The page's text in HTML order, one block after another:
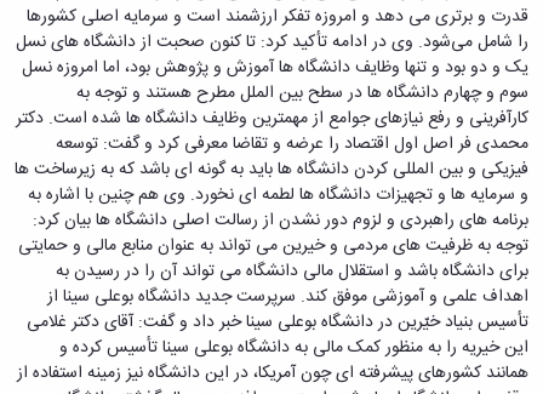
دانشگاه
حوزه
ریاست
معاونت
توسعه
مدیریت
و
پشتیبانی
معاونت
آموزشی
و
تحصیلات
تکمیلی
معاونت
دانشجویی
و
انتقال
حمایت‌های
تحصیلی
تحصیل
در
دانشگاه
D8
رشته‌های
تحصیلی
کارشناسی
تحصیلات
تکمیلی
آموزش‌های
آزاد
مراکز
تحقیقات
و فناوری
پژوهشکده
شیمی
گیاهی
پژوهشکده
آب
مرکز
آپا
دانشگاه
بوعلی
سینا
آزمایشگاه
های
انسانی
هنر
و
معماری
دامپزشکی
علوم
پایه
علوم
اقتصادی
و
اجتماعی
علوم
ورزشی
دانشکده
های
دانشجویان
مدیریت
امور
دانشجویان
مرکز
مشاوره
و
سبک
زندگی
مرکز
بهداشت
و
درمان
خوابگاه‌های
دانشجویی
فعالیت‌های
دانشجویی
انجمن‌های
علمی
دانشجویی
تشکل‌های
اسلامی
دانشجویان
نشریات
دانشجویی
کانون‌های
فرهنگی
فعالیت‌های
داوطلبانه
سمن‌های
پایگاه
خبری
بسنا
پیشخوان
احراز
هویت
ارتباط
روابط
بین
الملل
(قدم
الآن)
Apply
Now
قدرت و برتری می ‌دهد و امروزه تفکر ارزشمند است و سرمایه اصلی کشورها
را شامل می‌شود. وی در ادامه تأکید کرد: تا کنون صحبت از دانشگاه‌ های نسل
یک و دو بود و تنها وظایف دانشگاه ‌ها آموزش و پژوهش بود، اما امروزه نسل
سوم و چهارم دانشگاه ‌ها در سطح بین ‌الملل مطرح هستند و توجه به
کارآفرینی و رفع نیازهای جوامع از مهمترین وظایف دانشگاه‌ ها شده است. دکتر
محمدی ‌فر اصل اول اقتصاد را عرضه و تقاضا معرفی کرد و گفت: توسعه
فیزیکی و بین ‌المللی کردن دانشگاه‌ ها باید به گونه ‌ای باشد که به زیرساخت‌ ها
و سرمایه‌ ها و تجهیزات دانشگاه‌ ها لطمه‌ ای نخورد. وی هم چنین با اشاره به
برنامه ‌های راهبردی و لزوم دور نشدن از رسالت اصلی دانشگاه‌ ها بیان کرد:
توجه به ظرفیت‌ های مردمی و خیرین می‌ تواند به عنوان منابع مالی و حمایتی
برای دانشگاه باشد و استقلال مالی دانشگاه می ‌تواند آن را در رسیدن به
اهداف علمی و آموزشی موفق کند. سرپرست جدید دانشگاه بوعلی ‌سینا از
تأسیس بنیاد خیّرین در دانشگاه بوعلی سینا خبر داد و گفت: آقای دکتر غلامی
این خیریه را به منظور کمک مالی به دانشگاه بوعلی سینا تأسیس کرده و
همانند کشورهای پیشرفته ‌ای چون آمریکا، در این دانشگاه نیز زمینه استفاده از